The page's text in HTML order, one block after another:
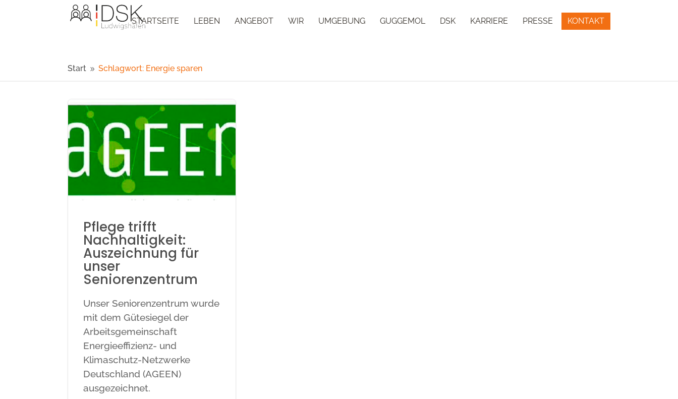
STARTSEITE LEBEN ANGEBOT WIR UMGEBUNG GUGGEMOL DSK KARRIERE PRESSE KONTAKT
Start 9 Schlagwort: Energie sparen
Pflege trifft
Nachhaltigkeit:
Auszeichnung für
unser
Seniorenzentrum
Unser Seniorenzentrum wurde
mit dem Gütesiegel der
Arbeitsgemeinschaft
Energieeffizienz- und
Klimaschutz-Netzwerke
Deutschland (AGEEN)
ausgezeichnet.